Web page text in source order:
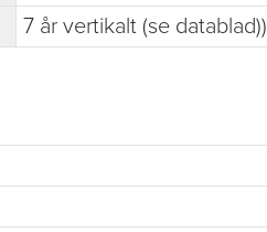
7 år vertikalt (se datablad))